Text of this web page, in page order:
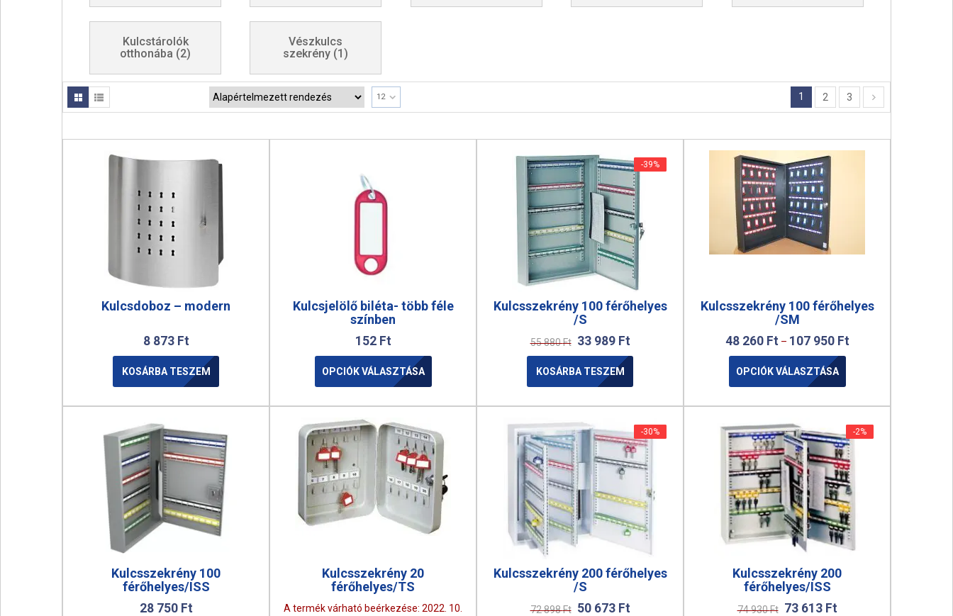
Kulcstárolók
otthonába (2)
Vészkulcs
szekrény (1)
12 1 2 3
Kulcsdoboz – modern
8 873 Ft
KOSÁRBA TESZEM
Kulcsjelölő biléta- több féle
színben
152 Ft
OPCIÓK VÁLASZTÁSA
-39%
-39%
Kulcsszekrény 100 férőhelyes
/S
55 880Ft 33 989 Ft
KOSÁRBA TESZEM
Kulcsszekrény 100 férőhelyes
/SM
48 260 Ft – 107 950 Ft
OPCIÓK VÁLASZTÁSA
Kulcsszekrény 100
férőhelyes/ISS
28 750 Ft
Kulcsszekrény 20
férőhelyes/TS
A termék várható beérkezése: 2022. 10.
-30%
-30%
Kulcsszekrény 200 férőhelyes
/S
72 898Ft 50 673 Ft
-2%
-2%
Kulcsszekrény 200
férőhelyes/ISS
74 930Ft 73 613 Ft